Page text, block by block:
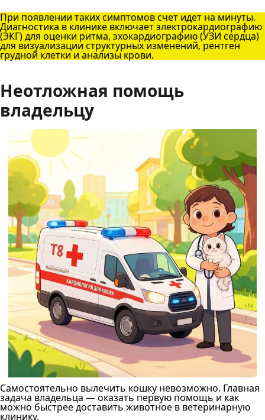
При появлении таких симптомов счет идет на минуты.
Диагностика в клинике включает электрокардиографию
(ЭКГ) для оценки ритма, эхокардиографию (УЗИ сердца)
для визуализации структурных изменений, рентген
грудной клетки и анализы крови.
Неотложная помощь
владельцу
Самостоятельно вылечить кошку невозможно. Главная
задача владельца — оказать первую помощь и как
можно быстрее доставить животное в ветеринарную
клинику.